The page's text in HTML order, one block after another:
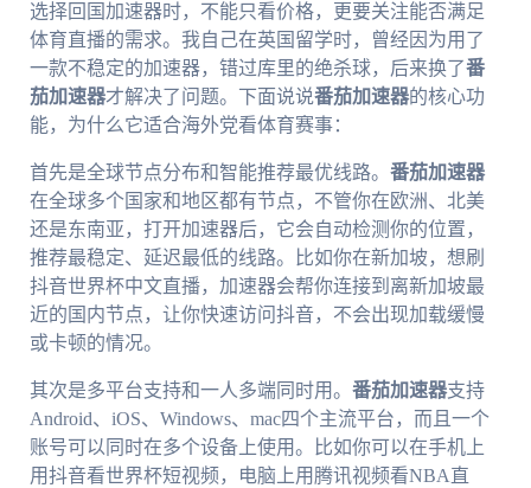
选择回国加速器时，不能只看价格，更要关注能否满足
体育直播的需求。我自己在英国留学时，曾经因为用了
一款不稳定的加速器，错过库里的绝杀球，后来换了番
茄加速器才解决了问题。下面说说番茄加速器的核心功
能，为什么它适合海外党看体育赛事：
首先是全球节点分布和智能推荐最优线路。 番茄加速器
在全球多个国家和地区都有节点，不管你在欧洲、北美
还是东南亚，打开加速器后，它会自动检测你的位置，
推荐最稳定、延迟最低的线路。比如你在新加坡，想刷
抖音世界杯中文直播，加速器会帮你连接到离新加坡最
近的国内节点，让你快速访问抖音，不会出现加载缓慢
或卡顿的情况。
其次是多平台支持和一人多端同时用。 番茄加速器支持
Android、iOS、Windows、mac四个主流平台，而且一个
账号可以同时在多个设备上使用。比如你可以在手机上
用抖音看世界杯短视频，电脑上用腾讯视频看NBA直